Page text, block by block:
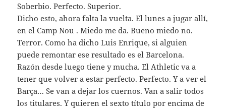
Soberbio. Perfecto. Superior.
Dicho esto, ahora falta la vuelta. El lunes a jugar allí,
en el Camp Nou . Miedo me da. Bueno miedo no.
Terror. Como ha dicho Luis Enrique, si alguien
puede remontar ese resultado es el Barcelona.
Razón desde luego tiene y mucha. El Athletic va a
tener que volver a estar perfecto. Perfecto. Y a ver el
Barça… Se van a dejar los cuernos. Van a salir todos
los titulares. Y quieren el sexto título por encima de